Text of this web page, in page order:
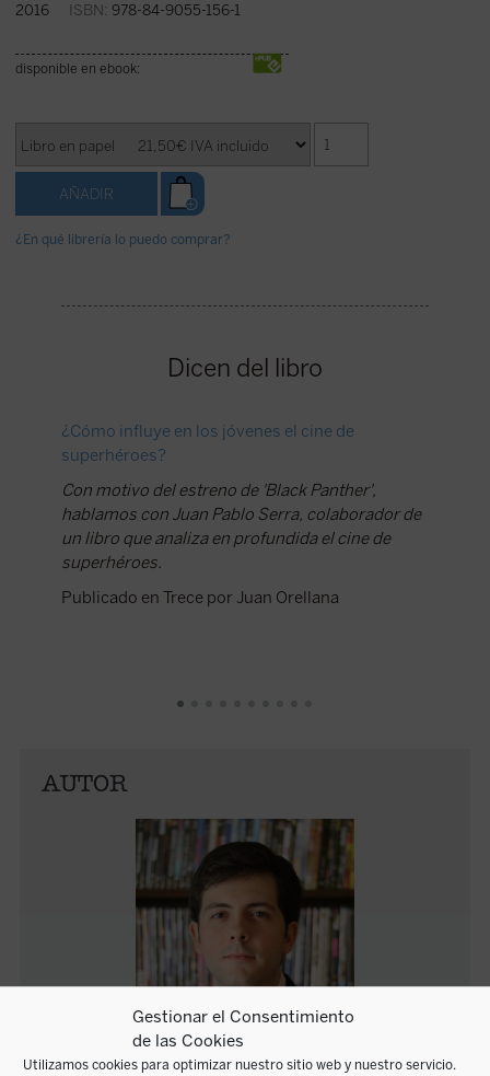
Gestionar el Consentimiento
de las Cookies
Utilizamos cookies para optimizar nuestro sitio web y nuestro servicio.
2016 ISBN: 978-84-9055-156-1
disponible en ebook:
¿En qué librería lo puedo comprar?
Dicen del libro
¿Cómo influye en los jóvenes el cine de
superhéroes?
Con motivo del estreno de 'Black Panther',
hablamos con Juan Pablo Serra, colaborador de
un libro que analiza en profundida el cine de
superhéroes.
Publicado en Trece por Juan Orellana
AUTOR